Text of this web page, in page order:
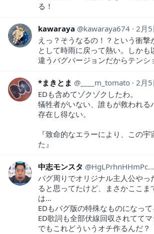
る！
kawaraya kawaraya674 2月5
えっ？そうなるの！？という衝撃
として時雨に戻って熱い。しかも
違うバグバージョンだからテンシ
*まきとま ____m_tomato 2月5
EDも含めてゾクゾクしたわ。
犠牲者がいない、誰もが救われる
存在し得ない。
『致命的なエラーにより、この
た』
中志モンスタ HgLPrhnHHmPcx5c
バグ周りでオリジナル主人公やっ
ると思ってたけど、まさかここま
は…
EDもバグ版の特殊なものになっ
ED歌詞も全部伏線回収されてて
でもこれどういうオチ作るんだ？